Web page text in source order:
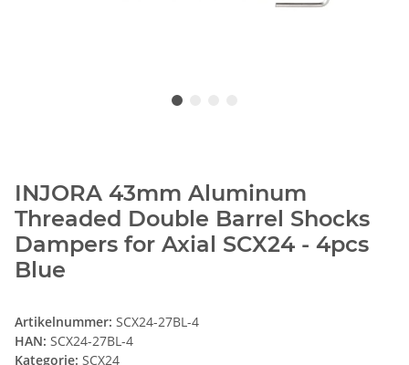
INJORA 43mm Aluminum
Threaded Double Barrel Shocks
Dampers for Axial SCX24 - 4pcs
Blue
Artikelnummer: SCX24-27BL-4
HAN: SCX24-27BL-4
Kategorie: SCX24